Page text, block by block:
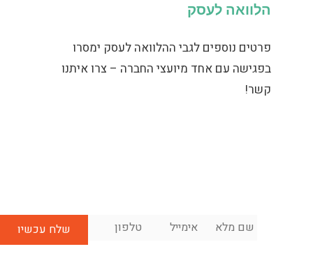
הלוואה לעסק
פרטים נוספים לגבי ההלוואה לעסק ימסרו
בפגישה עם אחד מיועצי החברה – צרו איתנו
קשר!
שם
מלא
אימייל *